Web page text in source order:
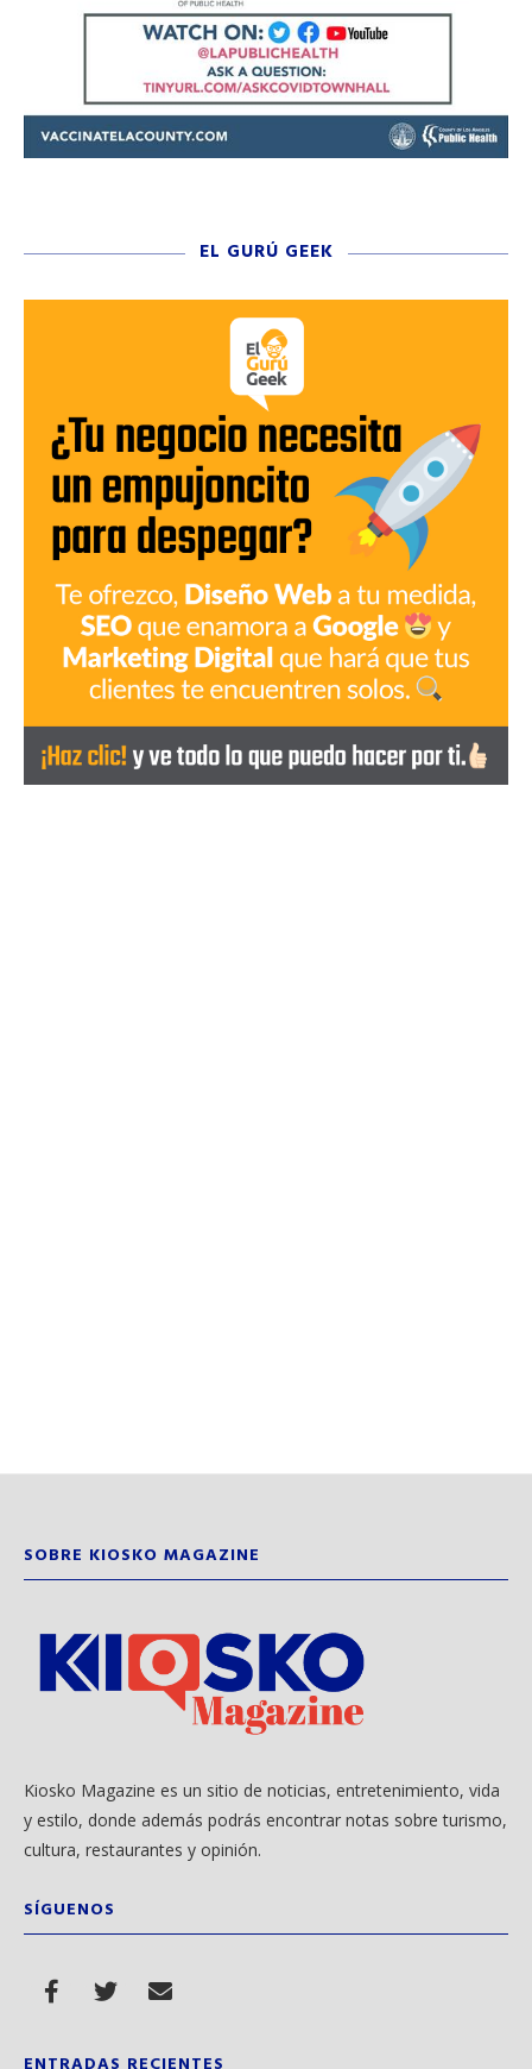
EL GURÚ GEEK
SOBRE KIOSKO MAGAZINE
Kiosko Magazine es un sitio de noticias, entretenimiento, vida
y estilo, donde además podrás encontrar notas sobre turismo,
cultura, restaurantes y opinión.
SÍGUENOS